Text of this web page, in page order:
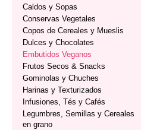
Caldos y Sopas
Conservas Vegetales
Copos de Cereales y Mueslis
Dulces y Chocolates
Embutidos Veganos
Frutos Secos & Snacks
Gominolas y Chuches
Harinas y Texturizados
Infusiones, Tés y Cafés
Legumbres, Semillas y Cereales
en grano